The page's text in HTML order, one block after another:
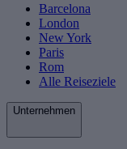
Barcelona
London
New York
Paris
Rom
Alle Reiseziele
Unternehmen